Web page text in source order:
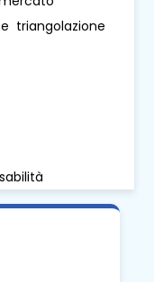
triangolazione